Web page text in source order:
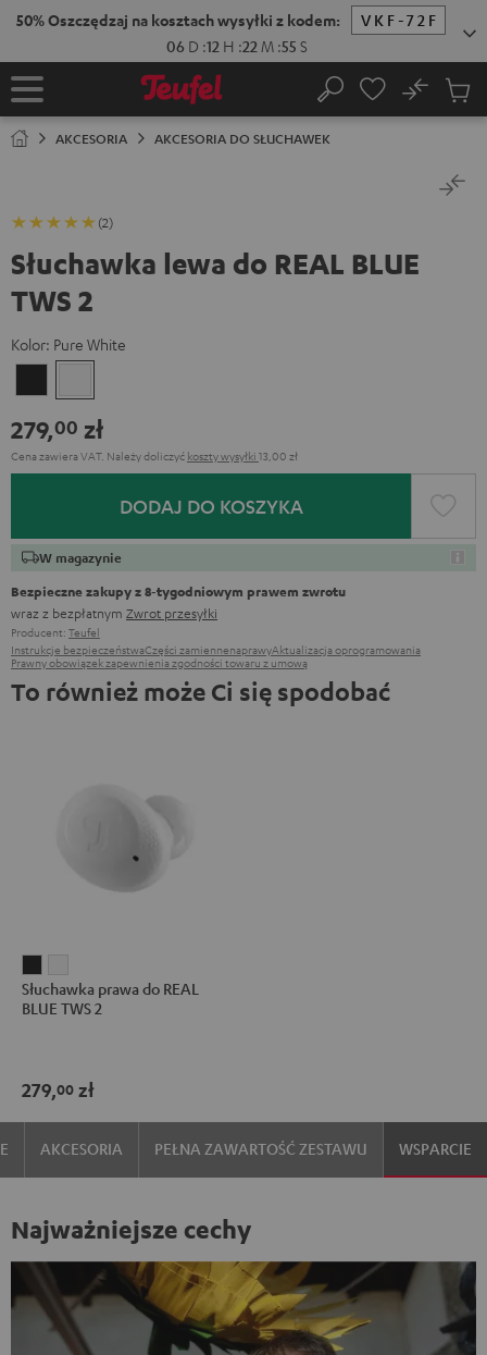
DO
50% Oszczędzaj na kosztach wysyłki z kodem:
VKF-72F
06 D :12 H :22 M :54 S
Strona
Szukaj
No
AKCESORIA AKCESORIA DO SŁUCHAWEK
(2)
Słuchawka lewa do REAL BLUE
TWS 2
Kolor: Pure White
Black White
279,00 zł
Cena zawiera VAT. Należy doliczyć koszty wysyłki 13,00 zł
DODAJ DO KOSZYKA
W magazynie
Bezpieczne zakupy z 8‑tygodniowym prawem zwrotu
wraz z bezpłatnym Zwrot przesyłki
Producent: Teufel
Instrukcje bezpieczeństwaCzęści zamiennenaprawyAktualizacja oprogramowania
Prawny obowiązek zapewnienia zgodności towaru z umową
To również może Ci się spodobać
prawa
do
TWS
2
Night
Black
prawa
do
TWS
2
Pure
White
Słuchawka prawa do REAL
BLUE TWS 2
279,00 zł
AKCESORIA PEŁNA ZAWARTOŚĆ ZESTAWU WSPARCIE
Najważniejsze cechy